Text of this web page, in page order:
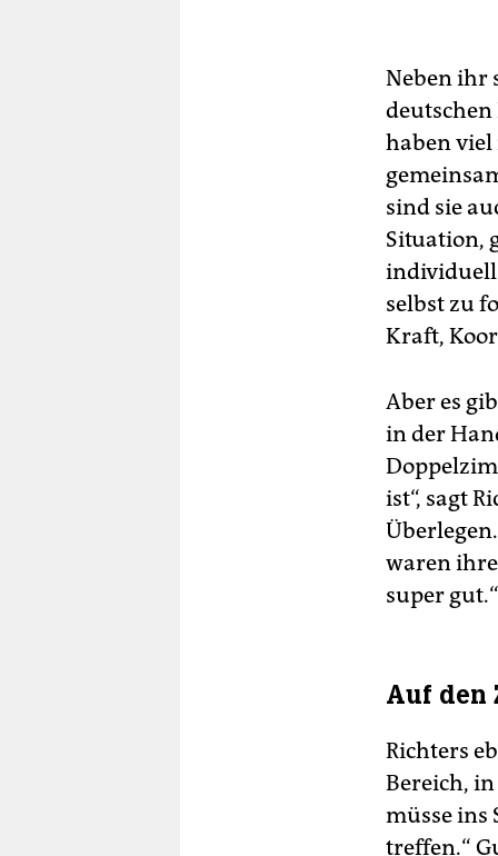
Neben ihr
deutschen
haben
sind sie
Situation,
individuell
selbst zu
Kraft,
Aber es
in der
ist“, sagt
waren
super gut.“
Auf den
Richters
Bereich,
müsse ins
treffen.“